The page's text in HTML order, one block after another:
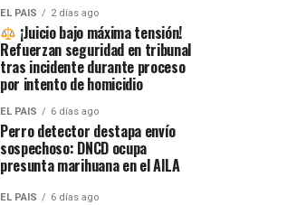
EL PAIS 2 días ago
¡Juicio bajo máxima tensión!
Refuerzan seguridad en tribunal
tras incidente durante proceso
por intento de homicidio
EL PAIS 6 días ago
Perro detector destapa envío
sospechoso: DNCD ocupa
presunta marihuana en el AILA
EL PAIS 6 días ago